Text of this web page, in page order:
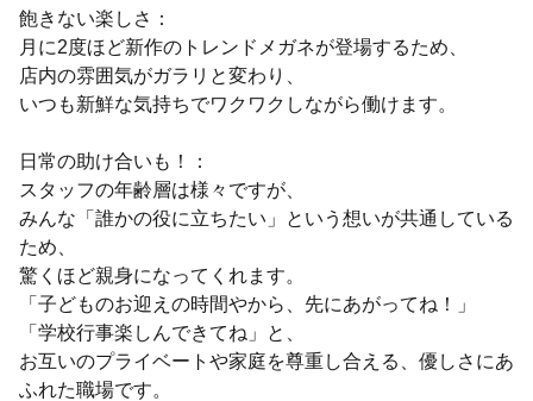
飽きない楽しさ：
月に2度ほど新作のトレンドメガネが登場するため、
店内の雰囲気がガラリと変わり、
いつも新鮮な気持ちでワクワクしながら働けます。
日常の助け合いも！：
スタッフの年齢層は様々ですが、
みんな「誰かの役に立ちたい」という想いが共通している
ため、
驚くほど親身になってくれます。
「子どものお迎えの時間やから、先にあがってね！」
「学校行事楽しんできてね」と、
お互いのプライベートや家庭を尊重し合える、優しさにあ
ふれた職場です。